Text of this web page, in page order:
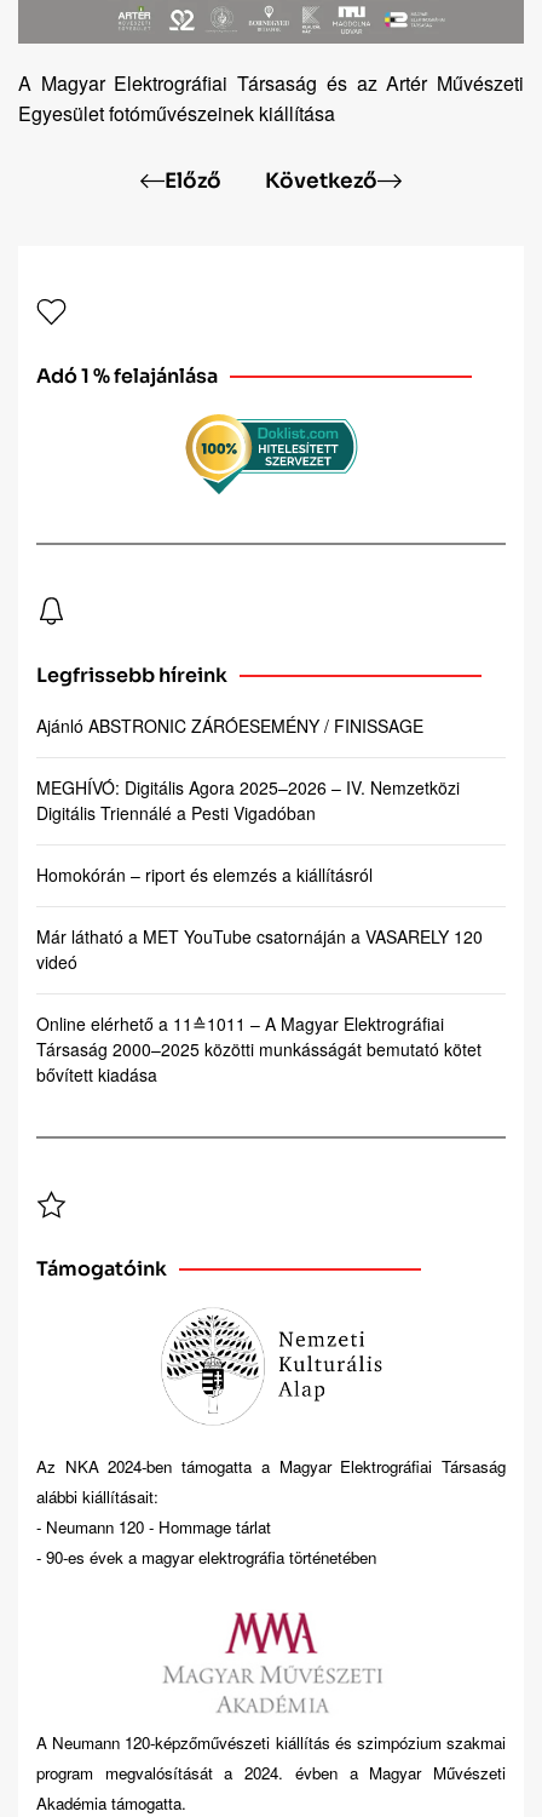
A Magyar Elektrográfiai Társaság és az Artér Művészeti
Egyesület fotóművészeinek kiállítása
Előző Következő
Adó 1 % felajánlása
Legfrissebb híreink
Ajánló ABSTRONIC ZÁRÓESEMÉNY / FINISSAGE
MEGHÍVÓ: Digitális Agora 2025–2026 – IV. Nemzetközi
Digitális Triennálé a Pesti Vigadóban
Homokórán – riport és elemzés a kiállításról
Már látható a MET YouTube csatornáján a VASARELY 120
videó
Online elérhető a 11≙1011 – A Magyar Elektrográfiai
Társaság 2000–2025 közötti munkásságát bemutató kötet
bővített kiadása
Támogatóink
Az NKA 2024-ben támogatta a Magyar Elektrográfiai Társaság
alábbi kiállításait:
- Neumann 120 - Hommage tárlat
- 90-es évek a magyar elektrográfia történetében
A Neumann 120-képzőművészeti kiállítás és szimpózium szakmai
program megvalósítását a 2024. évben a Magyar Művészeti
Akadémia támogatta.